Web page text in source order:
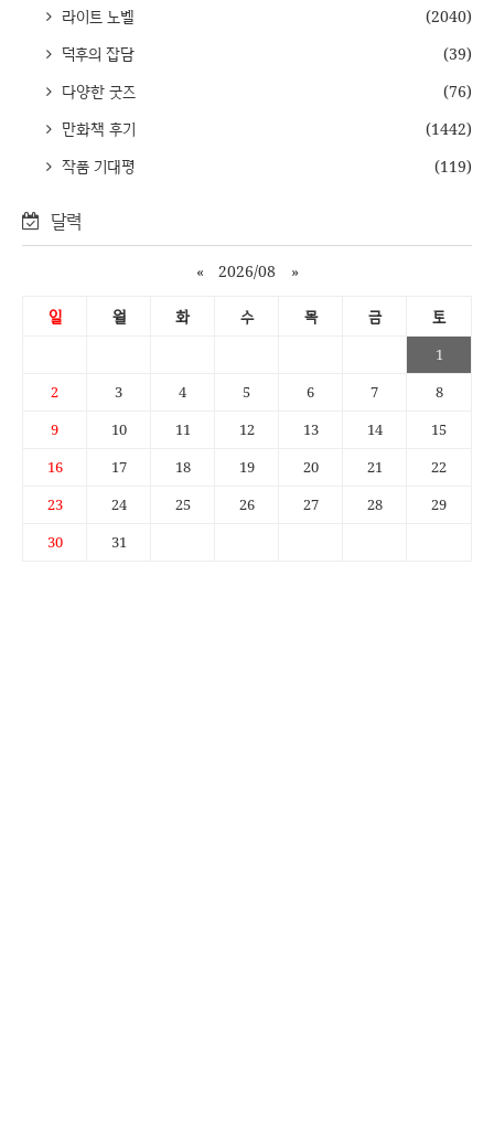
라이트 노벨
(2040)
덕후의 잡담
(39)
다양한 굿즈
(76)
만화책 후기
(1442)
작품 기대평
(119)
달력
« 2026/08 »
일 월 화 수 목 금 토
1
2
3 4 5 6 7
8
9
10 11 12 13 14
15
16
17 18 19 20 21
22
23
24 25 26 27 28
29
30
31